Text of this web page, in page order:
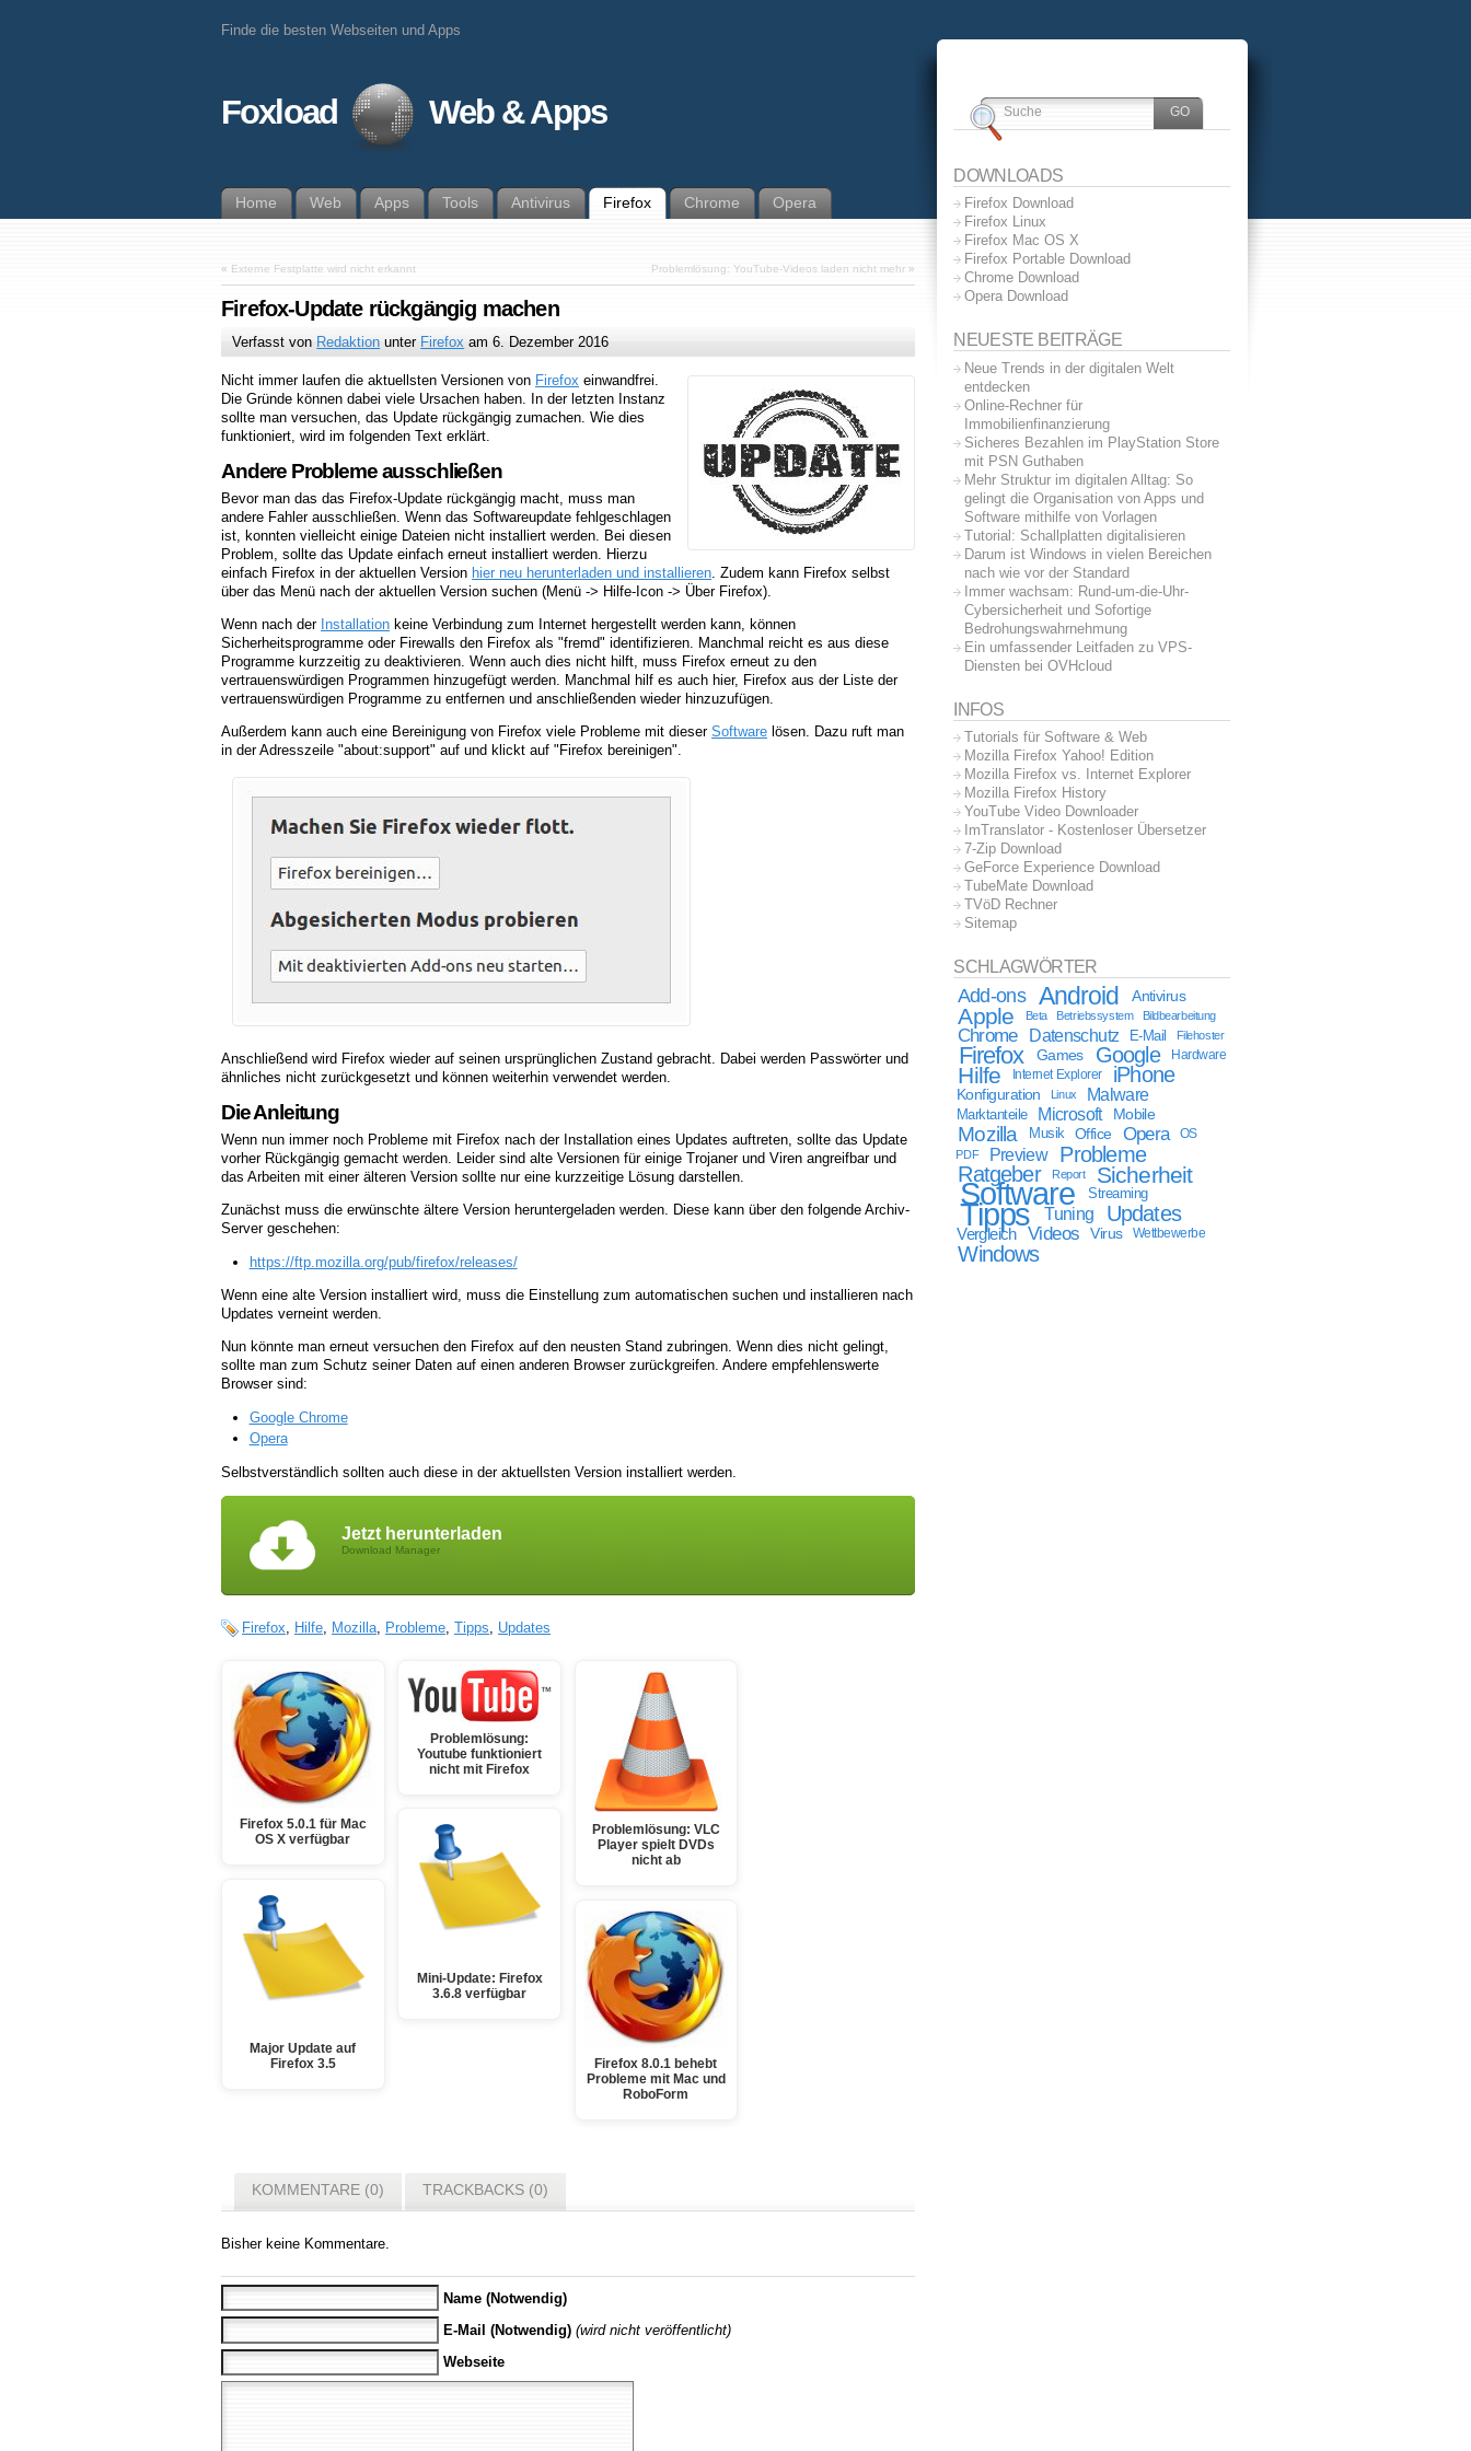
Finde die besten Webseiten und Apps
Foxload Web & Apps
Home Web Apps Tools Antivirus Firefox Chrome Opera
« Externe Festplatte wird nicht erkannt Problemlösung: YouTube-Videos laden nicht mehr»
Firefox-Update rückgängig machen
Verfasst von Redaktion unter Firefox am6. Dezember 2016
Nicht immer laufen die aktuellsten Versionen von Firefox einwandfrei.
Die Gründe können dabei viele Ursachen haben. In der letzten Instanz
sollte man versuchen, das Update rückgängig zumachen. Wie dies
funktioniert, wird im folgenden Text erklärt.
Andere Probleme ausschließen
Bevor man das das Firefox-Update rückgängig macht, muss man
andere Fahler ausschließen. Wenn das Softwareupdate fehlgeschlagen
ist, konnten vielleicht einige Dateien nicht installiert werden. Bei diesen
Problem, sollte das Update einfach erneut installiert werden. Hierzu
einfach Firefox in der aktuellen Version hier neu herunterladen und installieren . Zudem kann Firefox selbst
über das Menü nach der aktuellen Version suchen (Menü -> Hilfe-Icon -> Über Firefox).
Wenn nach der Installation keine Verbindung zum Internet hergestellt werden kann, können
Sicherheitsprogramme oder Firewalls den Firefox als "fremd" identifizieren. Manchmal reicht es aus diese
Programme kurzzeitig zu deaktivieren. Wenn auch dies nicht hilft, muss Firefox erneut zu den
vertrauenswürdigen Programmen hinzugefügt werden. Manchmal hilf es auch hier, Firefox aus der Liste der
vertrauenswürdigen Programme zu entfernen und anschließenden wieder hinzuzufügen.
Außerdem kann auch eine Bereinigung von Firefox viele Probleme mit dieser Software lösen. Dazu ruft man
in der Adresszeile "about:support" auf und klickt auf "Firefox bereinigen".
Anschließend wird Firefox wieder auf seinen ursprünglichen Zustand gebracht. Dabei werden Passwörter und
ähnliches nicht zurückgesetzt und können weiterhin verwendet werden.
Die Anleitung
Wenn nun immer noch Probleme mit Firefox nach der Installation eines Updates auftreten, sollte das Update
vorher Rückgängig gemacht werden. Leider sind alte Versionen für einige Trojaner und Viren angreifbar und
das Arbeiten mit einer älteren Version sollte nur eine kurzzeitige Lösung darstellen.
Zunächst muss die erwünschte ältere Version heruntergeladen werden. Diese kann über den folgende Archiv-
Server geschehen:
https://ftp.mozilla.org/pub/firefox/releases/
Wenn eine alte Version installiert wird, muss die Einstellung zum automatischen suchen und installieren nach
Updates verneint werden.
Nun könnte man erneut versuchen den Firefox auf den neusten Stand zubringen. Wenn dies nicht gelingt,
sollte man zum Schutz seiner Daten auf einen anderen Browser zurückgreifen. Andere empfehlenswerte
Browser sind:
Google Chrome
Opera
Selbstverständlich sollten auch diese in der aktuellsten Version installiert werden.
Jetzt herunterladen
Download Manager
Firefox Hilfe Mozilla Probleme Tipps Updates
Firefox 5.0.1 für Mac
OS X verfügbar
Major Update auf
Firefox 3.5
Problemlösung:
Youtube funktioniert
nicht mit Firefox
Mini-Update: Firefox
3.6.8 verfügbar
Problemlösung: VLC
Player spielt DVDs
nicht ab
Firefox 8.0.1 behebt
Probleme mit Mac und
RoboForm
KOMMENTARE (0) TRACKBACKS (0)
Bisher keine Kommentare.
Name (Notwendig)
E-Mail (Notwendig) (wird nicht veröffentlicht)
Webseite
DOWNLOADS
Firefox Download
Firefox Linux
Firefox Mac OS X
Firefox Portable Download
Chrome Download
Opera Download
NEUESTE BEITRÄGE
Neue Trends in der digitalen Welt
entdecken
Online-Rechner für
Immobilienfinanzierung
Sicheres Bezahlen im PlayStation Store
mit PSN Guthaben
Mehr Struktur im digitalen Alltag: So
gelingt die Organisation von Apps und
Software mithilfe von Vorlagen
Tutorial: Schallplatten digitalisieren
Darum ist Windows in vielen Bereichen
nach wie vor der Standard
Immer wachsam: Rund-um-die-Uhr-
Cybersicherheit und Sofortige
Bedrohungswahrnehmung
Ein umfassender Leitfaden zu VPS-
Diensten bei OVHcloud
INFOS
Tutorials für Software & Web
Mozilla Firefox Yahoo! Edition
Mozilla Firefox vs. Internet Explorer
Mozilla Firefox History
YouTube Video Downloader
ImTranslator - Kostenloser Übersetzer
7-Zip Download
GeForce Experience Download
TubeMate Download
TVöD Rechner
Sitemap
SCHLAGWÖRTER
Add-ons Android Antivirus
Apple Beta Betriebssystem Bildbearbeitung
Chrome Datenschutz E-Mail Filehoster
Firefox Games Google Hardware
Hilfe Internet Explorer iPhone
Konfiguration Linux Malware
Marktanteile Microsoft Mobile
Mozilla Musik Office Opera
OS
PDF
Preview
Probleme
Ratgeber
Report Sicherheit
Software Streaming
Tipps Tuning Updates
Vergleich Videos Virus Wettbewerbe
Windows